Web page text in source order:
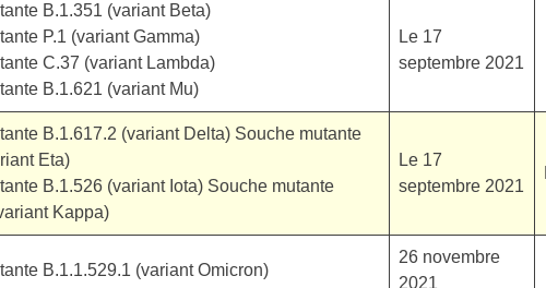
B.1.351 (variant Beta)
P.1 (variant Gamma)
C.37 (variant Lambda)
B.1.621 (variant Mu)
Le 17
septembre 2021
B.1.617.2 (variant Delta) Souche mutante
Eta)
B.1.526 (variant Iota) Souche mutante
Kappa)
Le 17
septembre 2021
B.1.1.529.1 (variant Omicron)
26 novembre
2021